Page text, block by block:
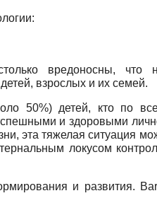
вредоносны, что
взрослых и их семей.
50%) детей, кто по
и здоровыми
эта тяжелая ситуация
локусом
и развития.